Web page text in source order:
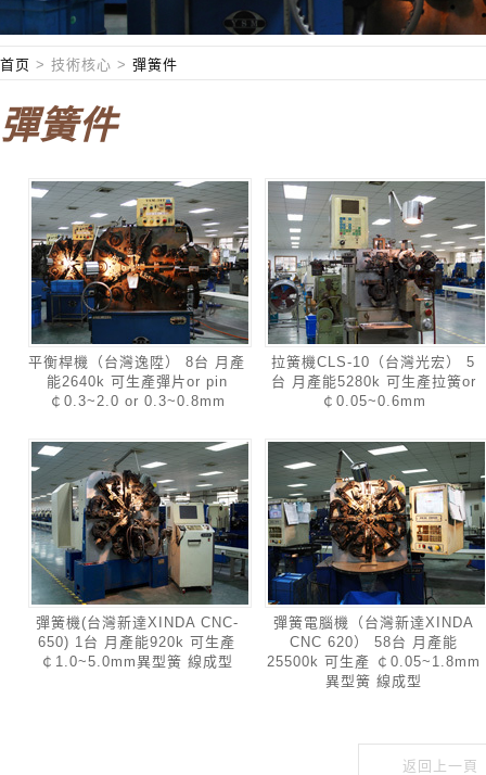
首页 > 技術核心 > 彈簧件
彈簧件
平衡桿機（台灣逸陞） 8台 月產
能2640k 可生產彈片or pin
￠0.3~2.0 or 0.3~0.8mm
拉簧機CLS-10（台灣光宏） 5
台 月產能5280k 可生產拉簧or
￠0.05~0.6mm
彈簧機(台灣新達XINDA CNC-
650) 1台 月產能920k 可生產
￠1.0~5.0mm異型簧 線成型
彈簧電腦機（台灣新達XINDA
CNC 620） 58台 月產能
25500k 可生產 ￠0.05~1.8mm
異型簧 線成型
返回上一頁